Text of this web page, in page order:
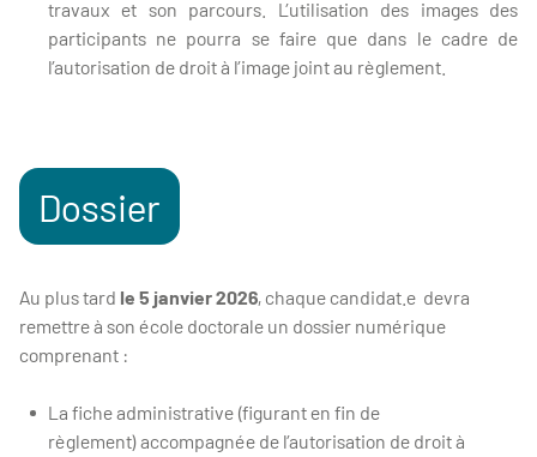
travaux et son parcours. L’utilisation des images des
participants ne pourra se faire que dans le cadre de
l’autorisation de droit à l’image joint au règlement.
Dossier
Au plus tard le 5 janvier 2026, chaque candidat.e devra
remettre à son école doctorale un dossier numérique
comprenant :
La fiche administrative (figurant en fin de
règlement) accompagnée de l’autorisation de droit à